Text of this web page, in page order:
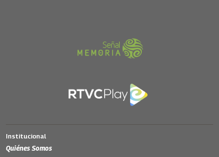
Institucional
Quiénes Somos